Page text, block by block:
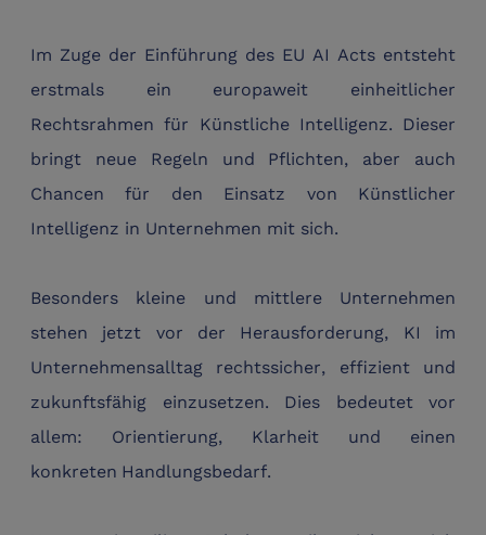
Im Zuge der Einführung des EU AI Acts entsteht
erstmals ein europaweit einheitlicher
Rechtsrahmen für Künstliche Intelligenz. Dieser
bringt neue Regeln und Pflichten, aber auch
Chancen für den Einsatz von Künstlicher
Intelligenz in Unternehmen mit sich.
Besonders kleine und mittlere Unternehmen
stehen jetzt vor der Herausforderung, KI im
Unternehmensalltag rechtssicher, effizient und
zukunftsfähig einzusetzen. Dies bedeutet vor
allem: Orientierung, Klarheit und einen
konkreten Handlungsbedarf.